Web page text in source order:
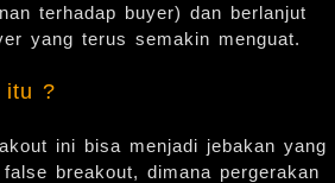
terhadap buyer) dan berlanjut
yang terus semakin menguat.
itu ?
ini bisa menjadi jebakan yang
breakout, dimana pergerakan